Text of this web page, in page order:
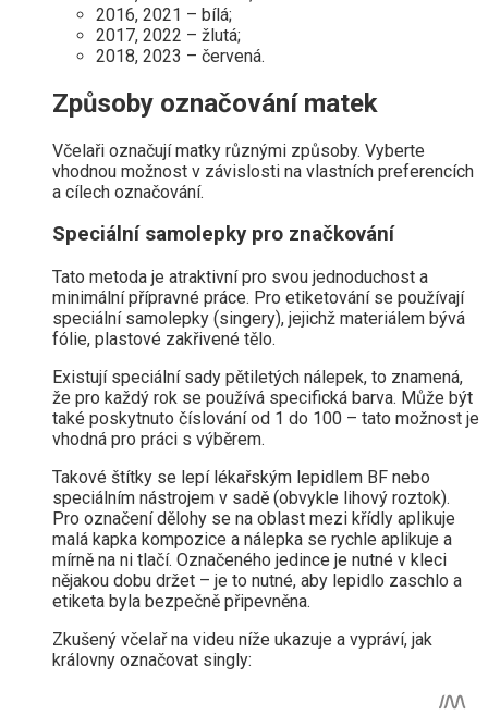
2016, 2021 – bílá;
2017, 2022 – žlutá;
2018, 2023 – červená.
Způsoby označování matek
Včelaři označují matky různými způsoby. Vyberte
vhodnou možnost v závislosti na vlastních preferencích
a cílech označování.
Speciální samolepky pro značkování
Tato metoda je atraktivní pro svou jednoduchost a
minimální přípravné práce. Pro etiketování se používají
speciální samolepky (singery), jejichž materiálem bývá
fólie, plastové zakřivené tělo.
Existují speciální sady pětiletých nálepek, to znamená,
že pro každý rok se používá specifická barva. Může být
také poskytnuto číslování od 1 do 100 – tato možnost je
vhodná pro práci s výběrem.
Takové štítky se lepí lékařským lepidlem BF nebo
speciálním nástrojem v sadě (obvykle lihový roztok).
Pro označení dělohy se na oblast mezi křídly aplikuje
malá kapka kompozice a nálepka se rychle aplikuje a
mírně na ni tlačí. Označeného jedince je nutné v kleci
nějakou dobu držet – je to nutné, aby lepidlo zaschlo a
etiketa byla bezpečně připevněna.
Zkušený včelař na videu níže ukazuje a vypráví, jak
královny označovat singly: